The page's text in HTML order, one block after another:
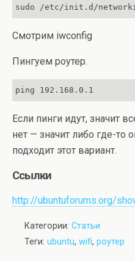
sudo /etc/init.d/
Смотрим iwconfig
Пингуем роутер.
ping 192.168.0.1
Если пинги идут, значит
нет — значит либо где-то
подходит этот вариант.
Ссылки
http://ubuntuforums.org/
Категории: Статьи
Теги: ubuntu, wifi, роутер